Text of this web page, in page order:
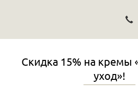
Скидка 15% на кремы
уход»!